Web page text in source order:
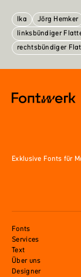
Ika Jörg Hemker
linksbündiger
rechtsbündiger
Exklusive Fonts für
Fonts
Services
Text
Über uns
Designer